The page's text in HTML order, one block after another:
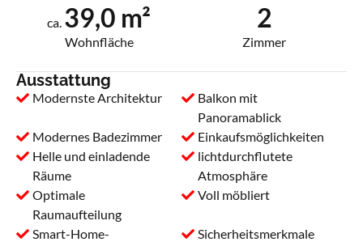
ca. 39,0 m²
Wohnfläche
2
Zimmer
Ausstattung
Modernste Architektur
Balkon mit
Panoramablick
Modernes Badezimmer
Einkaufsmöglichkeiten
Helle und einladende
Räume
lichtdurchflutete
Atmosphäre
Optimale
Raumaufteilung
Voll möbliert
Smart-Home-
Sicherheitsmerkmale